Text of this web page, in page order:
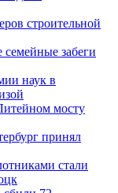
строительной
забеги
наук в
мосту
принял
стали